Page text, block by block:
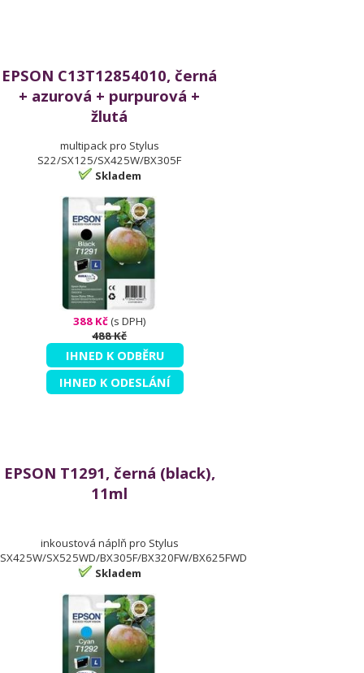
EPSON C13T12854010, černá
+ azurová + purpurová +
žlutá
multipack pro Stylus
S22/SX125/SX425W/BX305F
Skladem
388 Kč(s DPH)
488 Kč
IHNED K ODBĚRU
IHNED K ODESLÁNÍ
EPSON T1291, černá (black),
11ml
inkoustová náplň pro Stylus
SX425W/SX525WD/BX305F/BX320FW/BX625FWD
Skladem